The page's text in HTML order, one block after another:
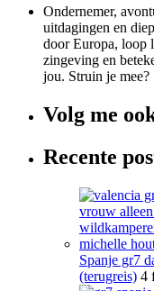
Ondernemer,
uitdagingen en
door Europa, loop
zingeving en
jou. Struin je mee?
Volg me
Recente
Spanje gr7
(terugreis) 4